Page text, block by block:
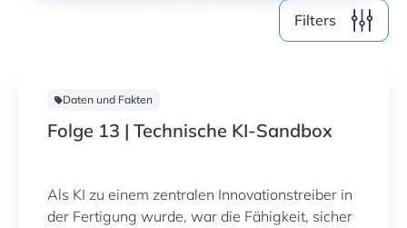
Filters
Daten und Fakten
Folge 13 | Technische KI-Sandbox
Als KI zu einem zentralen Innovationstreiber in
der Fertigung wurde, war die Fähigkeit, sicher